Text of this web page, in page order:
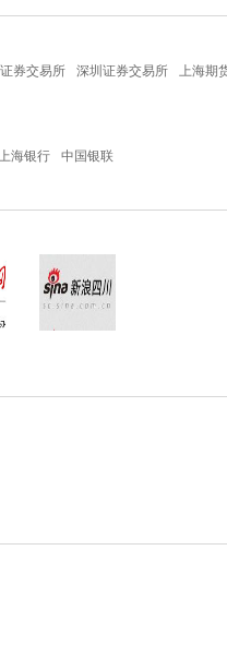
券交易所 深圳证券交易所 上海期
海银行 中国银联